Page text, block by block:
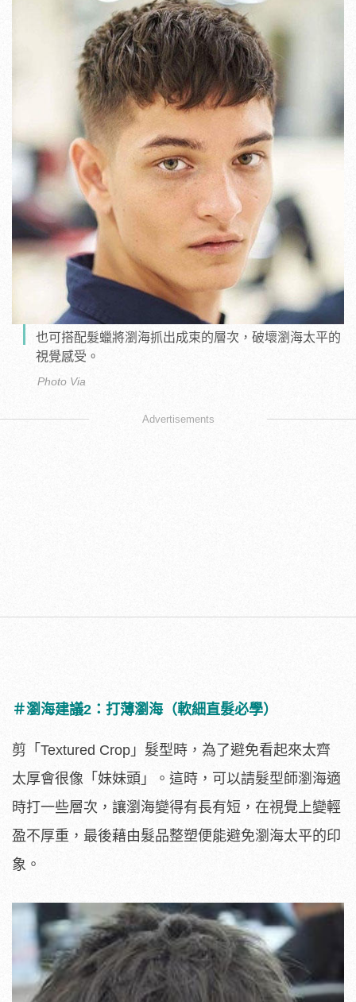
也可搭配髮蠟將瀏海抓出成束的層次，破壞瀏海太平的
視覺感受。
Photo Via
Advertisements
＃瀏海建議2：打薄瀏海（軟細直髮必學）
剪「Textured Crop」髮型時，為了避免看起來太齊
太厚會很像「妹妹頭」。這時，可以請髮型師瀏海適
時打一些層次，讓瀏海變得有長有短，在視覺上變輕
盈不厚重，最後藉由髮品整塑便能避免瀏海太平的印
象。